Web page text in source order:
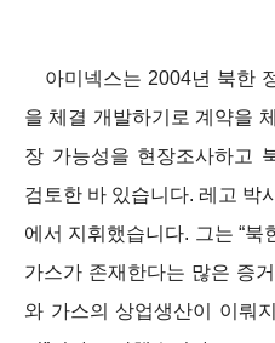
아미넥스는 2004년 북한
을 체결 개발하기로 계약을
장 가능성을 현장조사하고
검토한 바 있습니다. 레고 박
에서 지휘했습니다. 그는 “북
가스가 존재한다는 많은 증
와 가스의 상업생산이 이뤄